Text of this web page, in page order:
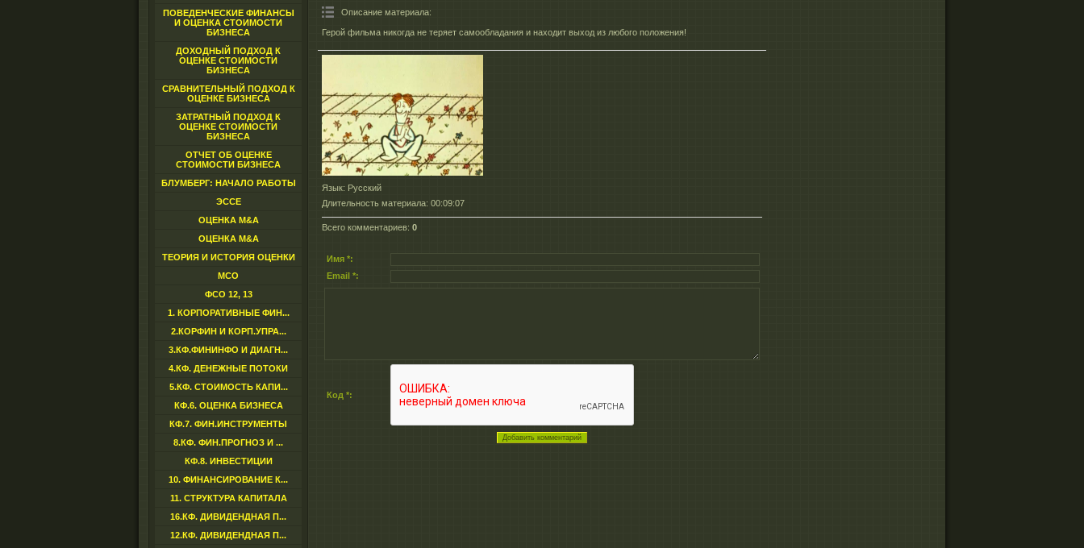
ПОВЕДЕНЧЕСКИЕ ФИНАНСЫ
И ОЦЕНКА СТОИМОСТИ
БИЗНЕСА
ДОХОДНЫЙ ПОДХОД К
ОЦЕНКЕ СТОИМОСТИ
БИЗНЕСА
СРАВНИТЕЛЬНЫЙ ПОДХОД К
ОЦЕНКЕ БИЗНЕСА
ЗАТРАТНЫЙ ПОДХОД К
ОЦЕНКЕ СТОИМОСТИ
БИЗНЕСА
ОТЧЕТ ОБ ОЦЕНКЕ
СТОИМОСТИ БИЗНЕСА
БЛУМБЕРГ: НАЧАЛО РАБОТЫ
ЭССЕ
ОЦЕНКА M&A
ОЦЕНКА M&A
ТЕОРИЯ И ИСТОРИЯ ОЦЕНКИ
МСО
ФСО 12, 13
1. КОРПОРАТИВНЫЕ ФИН...
2.КОРФИН И КОРП.УПРА...
3.КФ.ФИНИНФО И ДИАГН...
4.КФ. ДЕНЕЖНЫЕ ПОТОКИ
5.КФ. СТОИМОСТЬ КАПИ...
КФ.6. ОЦЕНКА БИЗНЕСА
КФ.7. ФИН.ИНСТРУМЕНТЫ
8.КФ. ФИН.ПРОГНОЗ И ...
КФ.8. ИНВЕСТИЦИИ
10. ФИНАНСИРОВАНИЕ К...
11. СТРУКТУРА КАПИТАЛА
16.КФ. ДИВИДЕНДНАЯ П...
12.КФ. ДИВИДЕНДНАЯ П...
Описание материала:
Герой фильма никогда не теряет самообладания и находит выход из любого положения!
Язык: Русский
Длительность материала: 00:09:07
Всего комментариев: 0
Имя *:
Email *:
Код *: